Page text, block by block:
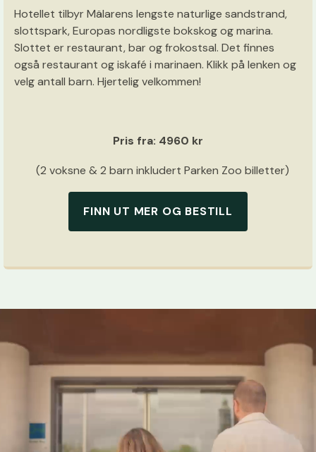
Hotellet tilbyr Mälarens lengste naturlige sandstrand,
slottspark, Europas nordligste bokskog og marina.
Slottet er restaurant, bar og frokostsal. Det finnes
også restaurant og iskafé i marinaen. Klikk på lenken og
velg antall barn. Hjertelig velkommen!
Pris fra: 4960 kr
(2 voksne & 2 barn inkludert Parken Zoo billetter)
FINN UT MER OG BESTILL